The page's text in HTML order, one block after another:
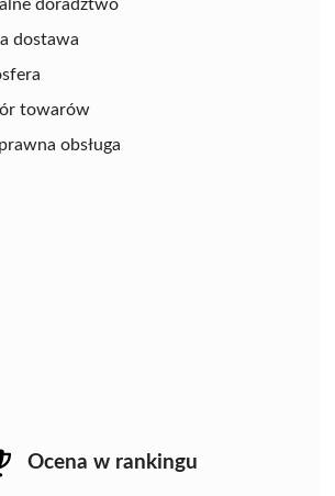
doradztwo
dostawa
towarów
obsługa
Ocena w rankingu